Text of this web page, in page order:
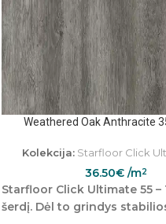
Weathered Oak Anthracite
Kolekcija: Starfloor Click
36.50€ /m2
Starfloor Click Ultimate 55–
šerdį. Dėl to grindys